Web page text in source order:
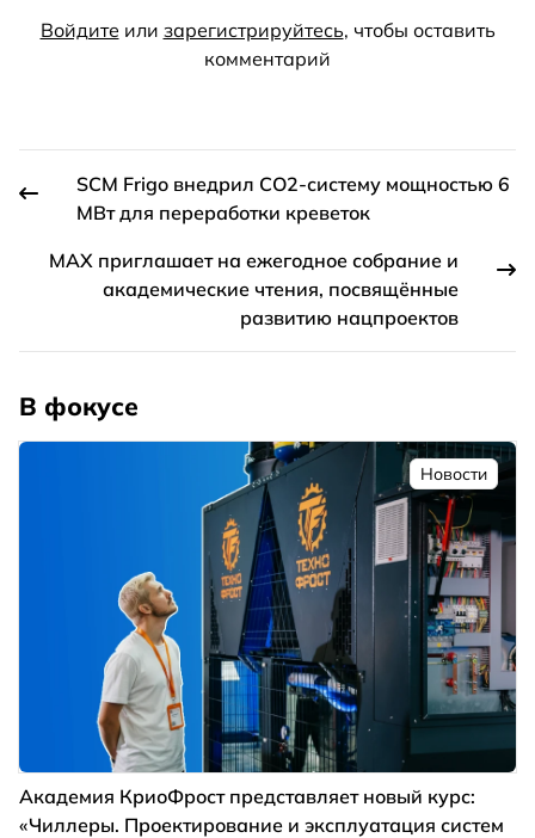
Войдите или зарегистрируйтесь, чтобы оставить
комментарий
SCM Frigo внедрил СО2-систему мощностью 6
МВт для переработки креветок
МАХ приглашает на ежегодное собрание и
академические чтения, посвящённые
развитию нацпроектов
В фокусе
Новости
Академия КриоФрост представляет новый курс:
«Чиллеры. Проектирование и эксплуатация систем